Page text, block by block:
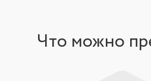
Что можно